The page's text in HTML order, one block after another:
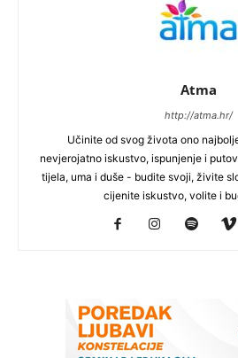
Atma
http://atma.hr/
Učinite od svog života ono
nevjerojatno iskustvo, ispunjenje i
tijela, uma i duše - budite svoji, živite
cijenite iskustvo, volite i